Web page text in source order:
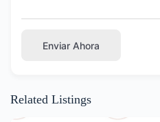
Enviar Ahora
Related Listings